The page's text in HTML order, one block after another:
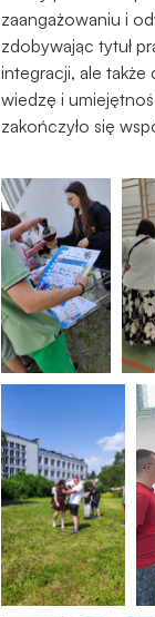
zaangażowaniu i
zdobywając tytuł
integracji, ale
wiedzę i
zakończyło się